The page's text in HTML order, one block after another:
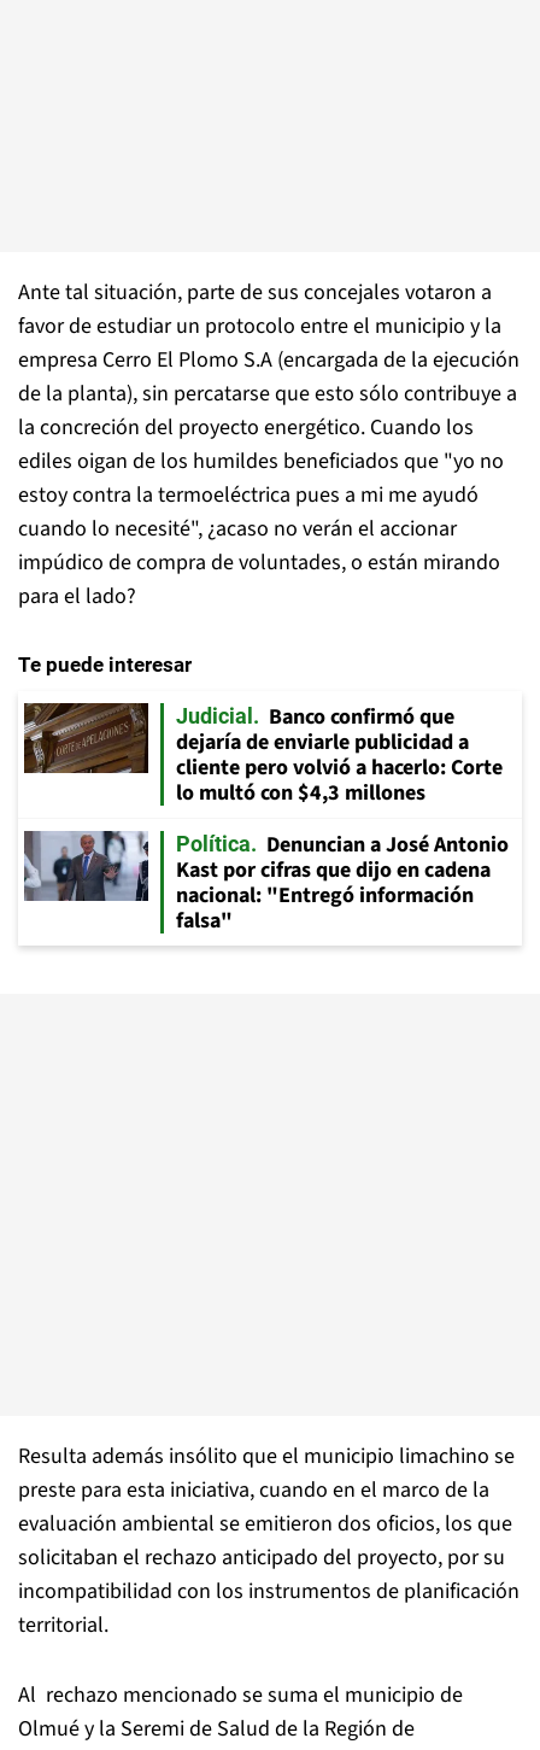
Ante tal situación, parte de sus concejales votaron a
favor de estudiar un protocolo entre el municipio y la
empresa Cerro El Plomo S.A (encargada de la ejecución
de la planta), sin percatarse que esto sólo contribuye a
la concreción del proyecto energético. Cuando los
ediles oigan de los humildes beneficiados que "yo no
estoy contra la termoeléctrica pues a mi me ayudó
cuando lo necesité", ¿acaso no verán el accionar
impúdico de compra de voluntades, o están mirando
para el lado?
Te puede interesar
Judicial
Banco confirmó que
dejaría de enviarle publicidad a
cliente pero volvió a hacerlo: Corte
lo multó con $4,3 millones
Política
Denuncian a José Antonio
Kast por cifras que dijo en cadena
nacional: "Entregó información
falsa"
Resulta además insólito que el municipio limachino se
preste para esta iniciativa, cuando en el marco de la
evaluación ambiental se emitieron dos oficios, los que
solicitaban el rechazo anticipado del proyecto, por su
incompatibilidad con los instrumentos de planificación
territorial.
Al rechazo mencionado se suma el municipio de
Olmué y la Seremi de Salud de la Región de